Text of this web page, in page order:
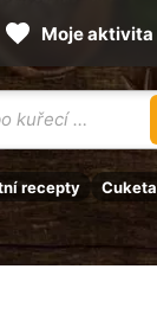
recepty Cuketa
Moje aktivita